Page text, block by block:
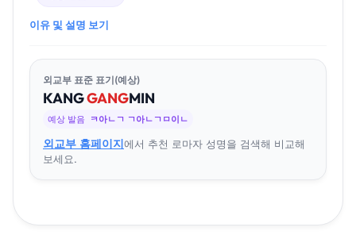
이유 및 설명 보기
외교부 표준 표기(예상)
KANGGANGMIN
예상 발음 ㅋ아ㄴㄱ ㄱ아ㄴㄱㅁ이ㄴ
외교부 홈페이지에서 추천 로마자 성명을 검색해 비교해
보세요.